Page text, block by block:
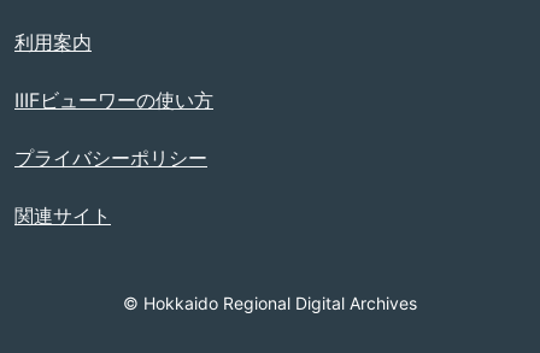
利用案内
IIIFビューワーの使い方
プライバシーポリシー
関連サイト
© Hokkaido Regional Digital Archives